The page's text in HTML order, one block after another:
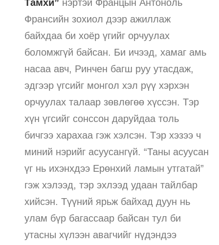
Тамхи” нэртэй Францын Антоноль
Франсийн зохиол дээр ажиллаж
байхдаа би хоёр үгийг орчуулах
боломжгүй байсан. Би ичээд, хамаг амь
насаа авч, Ринчен багш руу утасдаж,
эдгээр үгсийг монгол хэл рүү хэрхэн
орчуулах талаар зөвлөгөө хүссэн. Тэр
хүн үгсийг сонссон даруйдаа толь
бичгээ харахаа гэж хэлсэн. Тэр хэзээ ч
миний нэрийг асуусангүй. “Таны асуусан
үг нь ихэнхдээ Ерөнхий ламын утгатай”
гэж хэлээд, тэр эхлээд удаан тайлбар
хийсэн. Түүний ярьж байхад дуун нь
улам бүр багассаар байсан тул би
утасны хүлээн авагчийг нүдэндээ